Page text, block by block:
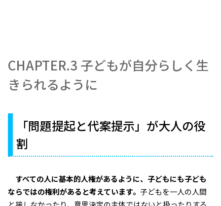
CHAPTER.3 子どもが自分らしく生
きられるように
「問題提起と代案提示」が大人の役
割
すべての人に基本的人権があるように、子どもにも子ども
ならではの権利があると考えています。 子どもを一人の人間